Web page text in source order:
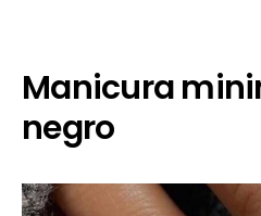
Manicura
negro